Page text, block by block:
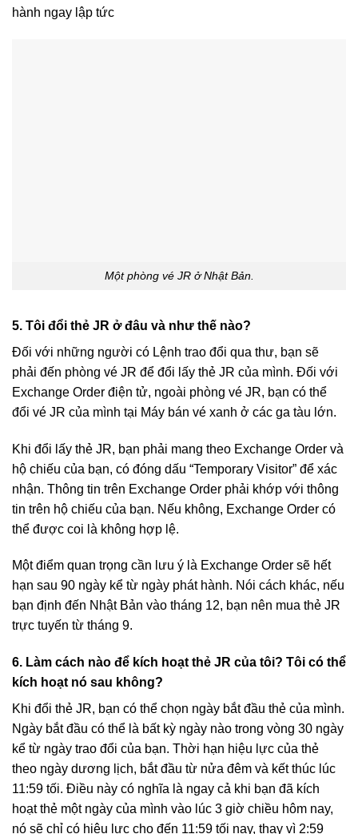
hành ngay lập tức
Một phòng vé JR ở Nhật Bản.
5. Tôi đổi thẻ JR ở đâu và như thế nào?
Đối với những người có Lệnh trao đổi qua thư, bạn sẽ
phải đến phòng vé JR để đổi lấy thẻ JR của mình. Đối với
Exchange Order điện tử, ngoài phòng vé JR, bạn có thể
đổi vé JR của mình tại Máy bán vé xanh ở các ga tàu lớn.
Khi đổi lấy thẻ JR, bạn phải mang theo Exchange Order và
hộ chiếu của bạn, có đóng dấu “Temporary Visitor” để xác
nhận. Thông tin trên Exchange Order phải khớp với thông
tin trên hộ chiếu của bạn. Nếu không, Exchange Order có
thể được coi là không hợp lệ.
Một điểm quan trọng cần lưu ý là Exchange Order sẽ hết
hạn sau 90 ngày kể từ ngày phát hành. Nói cách khác, nếu
bạn định đến Nhật Bản vào tháng 12, bạn nên mua thẻ JR
trực tuyến từ tháng 9.
6. Làm cách nào để kích hoạt thẻ JR của tôi? Tôi có thể
kích hoạt nó sau không?
Khi đổi thẻ JR, bạn có thể chọn ngày bắt đầu thẻ của mình.
Ngày bắt đầu có thể là bất kỳ ngày nào trong vòng 30 ngày
kể từ ngày trao đổi của bạn. Thời hạn hiệu lực của thẻ
theo ngày dương lịch, bắt đầu từ nửa đêm và kết thúc lúc
11:59 tối. Điều này có nghĩa là ngay cả khi bạn đã kích
hoạt thẻ một ngày của mình vào lúc 3 giờ chiều hôm nay,
nó sẽ chỉ có hiệu lực cho đến 11:59 tối nay, thay vì 2:59